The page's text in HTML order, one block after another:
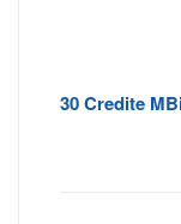
30 Credite